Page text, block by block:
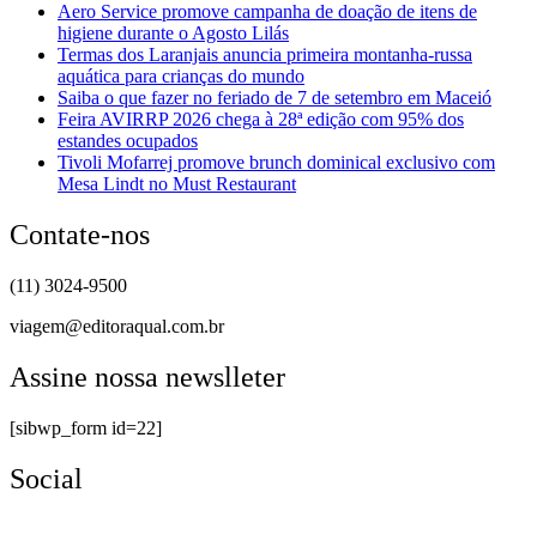
Aero Service promove campanha de doação de itens de
higiene durante o Agosto Lilás
Termas dos Laranjais anuncia primeira montanha-russa
aquática para crianças do mundo
Saiba o que fazer no feriado de 7 de setembro em Maceió
Feira AVIRRP 2026 chega à 28ª edição com 95% dos
estandes ocupados
Tivoli Mofarrej promove brunch dominical exclusivo com
Mesa Lindt no Must Restaurant
Contate-nos
(11) 3024-9500
viagem@editoraqual.com.br
Assine nossa newslleter
[sibwp_form id=22]
Social